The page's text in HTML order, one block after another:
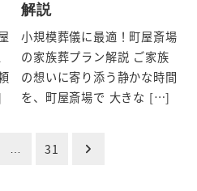
解説
小規模葬儀に最適！町屋斎場
の家族葬プラン解説 ご家族
の想いに寄り添う静かな時間
を、町屋斎場で 大きな […]
31